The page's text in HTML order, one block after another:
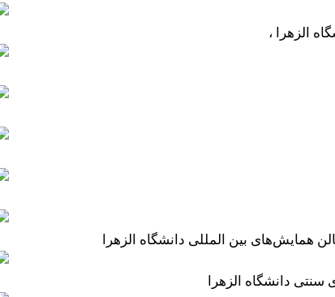
الزهرا ،
بین المللی دانشگاه الزهرا
دانشگاه الزهرا